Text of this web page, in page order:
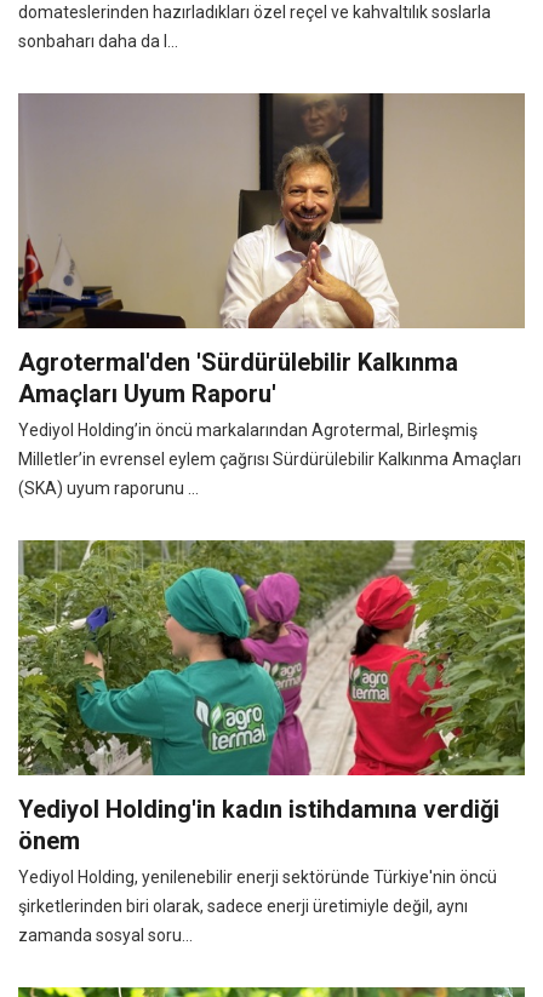
domateslerinden hazırladıkları özel reçel ve kahvaltılık soslarla
sonbaharı daha da l...
Agrotermal'den 'Sürdürülebilir Kalkınma
Amaçları Uyum Raporu'
Yediyol Holding’in öncü markalarından Agrotermal, Birleşmiş
Milletler’in evrensel eylem çağrısı Sürdürülebilir Kalkınma Amaçları
(SKA) uyum raporunu ...
Yediyol Holding'in kadın istihdamına verdiği
önem
Yediyol Holding, yenilenebilir enerji sektöründe Türkiye'nin öncü
şirketlerinden biri olarak, sadece enerji üretimiyle değil, aynı
zamanda sosyal soru...